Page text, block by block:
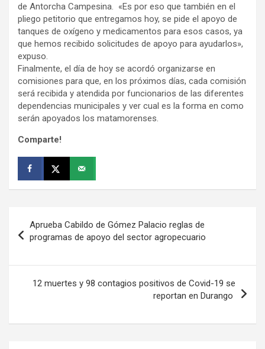
de Antorcha Campesina. «Es por eso que también en el
pliego petitorio que entregamos hoy, se pide el apoyo de
tanques de oxígeno y medicamentos para esos casos, ya
que hemos recibido solicitudes de apoyo para ayudarlos»,
expuso.
Finalmente, el día de hoy se acordó organizarse en
comisiones para que, en los próximos días, cada comisión
será recibida y atendida por funcionarios de las diferentes
dependencias municipales y ver cual es la forma en como
serán apoyados los matamorenses.
Comparte!
de
Aprueba Cabildo de Gómez Palacio reglas de
programas de apoyo del sector agropecuario
12 muertes y 98 contagios positivos de Covid-19 se
reportan en Durango